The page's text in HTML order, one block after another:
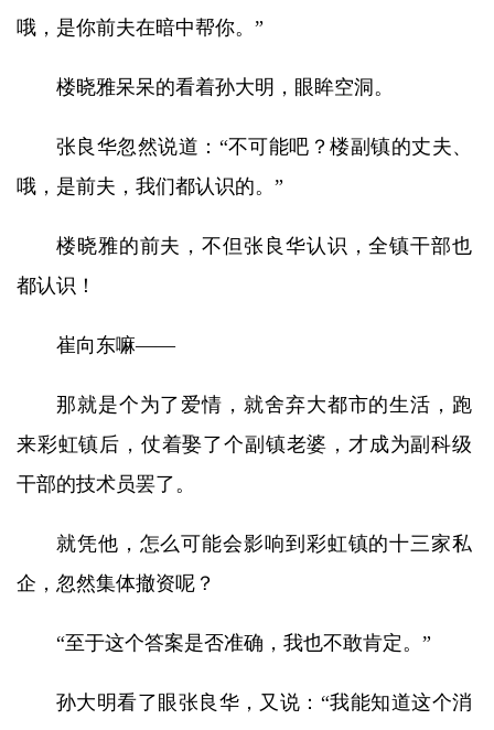
哦，是你前夫在暗中帮你。”
楼晓雅呆呆的看着孙大明，眼眸空洞。
张良华忽然说道：“不可能吧？楼副镇的丈夫、
哦，是前夫，我们都认识的。”
楼晓雅的前夫，不但张良华认识，全镇干部也
都认识！
崔向东嘛——
那就是个为了爱情，就舍弃大都市的生活，跑
来彩虹镇后，仗着娶了个副镇老婆，才成为副科级
干部的技术员罢了。
就凭他，怎么可能会影响到彩虹镇的十三家私
企，忽然集体撤资呢？
“至于这个答案是否准确，我也不敢肯定。”
孙大明看了眼张良华，又说：“我能知道这个消